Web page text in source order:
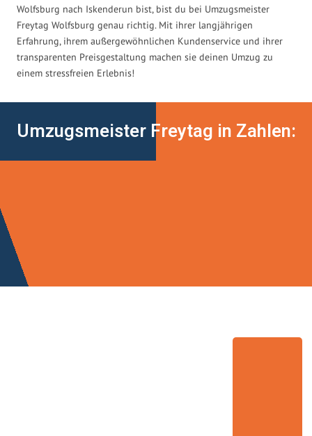
Wolfsburg nach Iskenderun bist, bist du bei Umzugsmeister
Freytag Wolfsburg genau richtig. Mit ihrer langjährigen
Erfahrung, ihrem außergewöhnlichen Kundenservice und ihrer
transparenten Preisgestaltung machen sie deinen Umzug zu
einem stressfreien Erlebnis!
Umzugsmeister Freytag in Zahlen: